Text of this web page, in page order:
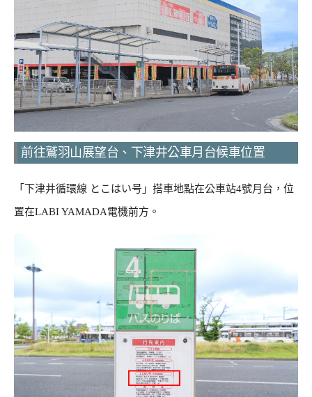
前往鷲羽山展望台、下津井公車月台候車位置
「下津井循環線 とこはい号」搭車地點在公車站4號月台，位
置在LABI YAMADA電機前方。